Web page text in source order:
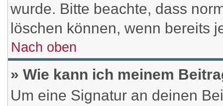
wurde. Bitte beachte, dass
löschen können, wenn bereits
Nach oben
» Wie kann ich meinem
Um eine Signatur an deinen